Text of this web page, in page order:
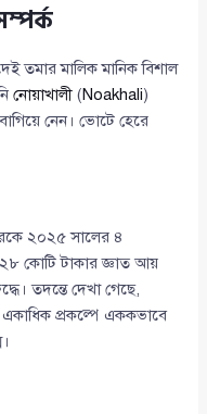
তমার মালিক মানিক বিশাল
নোয়াখালী (Noakhali)
নেন। ভোটে হেরে
২০২৫ সালের ৪
২৮ কোটি টাকার জ্ঞাত আয়
তদন্তে দেখা গেছে,
একাধিক প্রকল্পে এককভাবে